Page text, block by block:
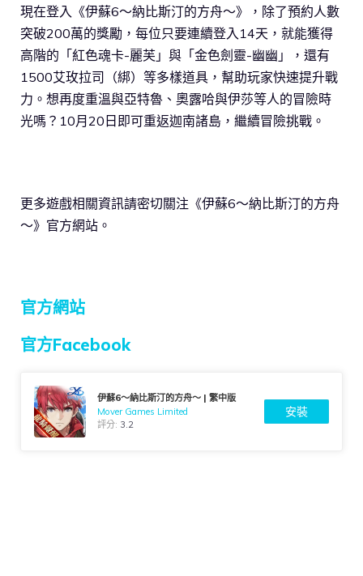
現在登入《伊蘇6～納比斯汀的方舟～》，除了預約人數
突破200萬的獎勵，每位只要連續登入14天，就能獲得
高階的「紅色魂卡-麗芙」與「金色劍靈-幽幽」，還有
1500艾玫拉司（綁）等多樣道具，幫助玩家快速提升戰
力。想再度重溫與亞特魯、奧露哈與伊莎等人的冒險時
光嗎？10月20日即可重返迦南諸島，繼續冒險挑戰。
更多遊戲相關資訊請密切關注《伊蘇6～納比斯汀的方舟
～》官方網站。
官方網站
官方Facebook
伊蘇6～納比斯汀的方舟～ | 繁中版
Mover Games Limited
評分: 3.2
安裝